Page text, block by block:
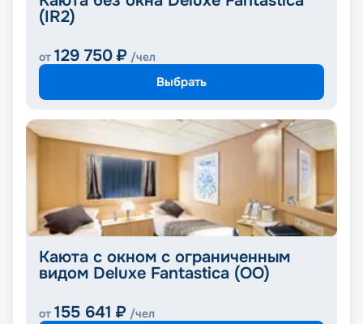
(IR2)
от 129 750 ₽ /чел
Выбрать
Каюта с окном с ограниченным
видом Deluxe Fantastica (OO)
от 155 641 ₽ /чел